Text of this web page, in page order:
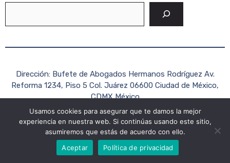
Dirección: Bufete de Abogados Hermanos Rodríguez Av.
Reforma 1234, Piso 5 Col. Juárez 06600 Ciudad de México,
CDMX México
Teléfono: +52 (55) 1234-5678
Correo electrónico:contacto@hermanosrodriguezabogados.c
2026 Formato Mexico ©
Usamos cookies para asegurar que te damos la mejor
experiencia en nuestra web. Si continúas usando este sitio,
asumiremos que estás de acuerdo con ello.
Aceptar
Política de privacidad